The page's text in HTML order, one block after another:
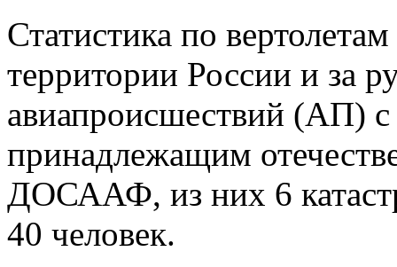
Статистика по
территории России и за
авиапроисшествий (АП)
принадлежащим
ДОСААФ, из них 6
40 человек.